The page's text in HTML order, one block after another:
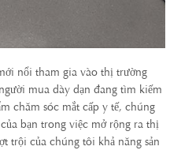
nổi tham gia vào thị trường
mua dày dạn đang tìm kiếm
chăm sóc mắt cấp y tế, chúng
bạn trong việc mở rộng ra thị
trội của chúng tôi khả năng sản